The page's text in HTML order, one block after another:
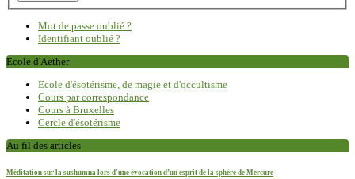
Mot de passe oublié ?
Identifiant oublié ?
Ecole d'Aether
Ecole d'ésotérisme, de magie et d'occultisme
Cours par correspondance
Cours à Bruxelles
Cercle d'ésotérisme
Au fil des articles
Méditation sur la sushumna lors d'une évocation d’un esprit de la sphère de Mercure